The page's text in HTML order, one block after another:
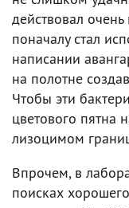
действовал
поначалу стал
написании
на полотне
Чтобы эти
цветового пятна
лизоцимом
Впрочем, в
поисках